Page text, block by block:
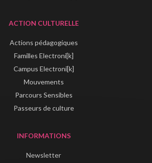
ACTION CULTURELLE
Actions pédagogiques
Familles Electroni[k]
Campus Electroni[k]
Mouvements
Parcours Sensibles
Passeurs de culture
INFORMATIONS
Newsletter